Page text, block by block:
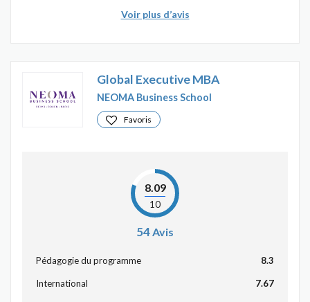
Voir plus d’avis
Global Executive MBA
NEOMA Business School
Favoris
8.09
10
54Avis
Pédagogie du programme 8.3
International 7.67